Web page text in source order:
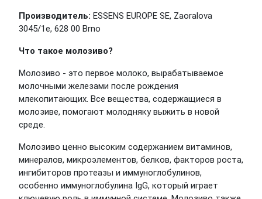
Производитель: ESSENS EUROPE SE, Zaoralova
3045/1e, 628 00 Brno
Что такое молозиво?
Молозиво - это первое молоко, вырабатываемое
молочными железами после рождения
млекопитающих. Все вещества, содержащиеся в
молозиве, помогают молодняку выжить в новой
среде.
Молозиво ценно высоким содержанием витаминов,
минералов, микроэлементов, белков, факторов роста,
ингибиторов протеазы и иммуноглобулинов,
особенно иммуноглобулина IgG, который играет